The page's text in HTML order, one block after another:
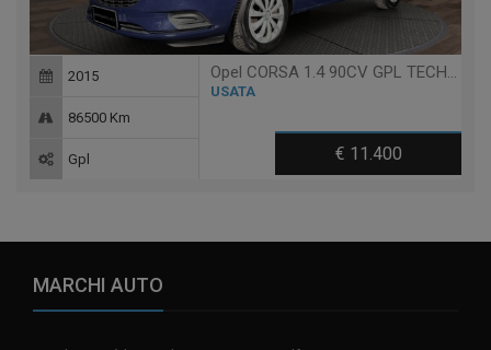
Opel CORSA 1.4 90CV GPL TECH 5 PORTE N-JOY
USATA
€ 11.400
2015
86500 Km
Gpl
MARCHI AUTO